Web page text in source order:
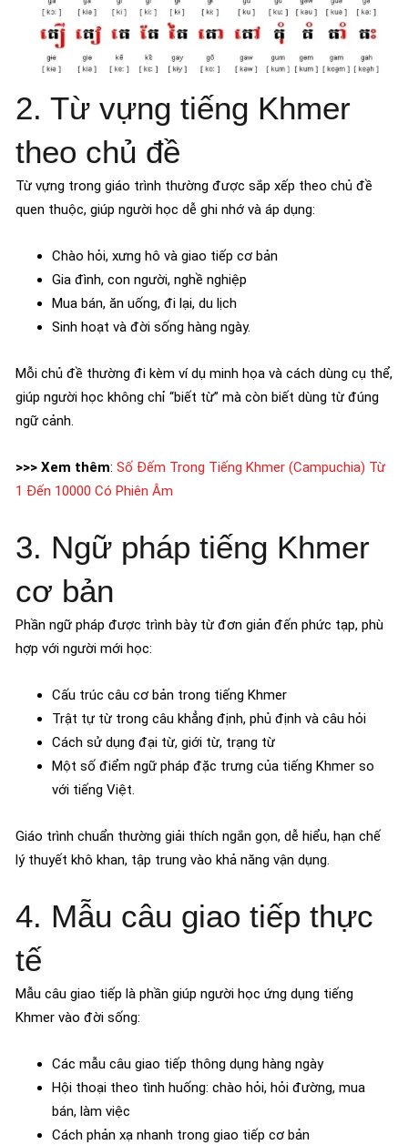
2. Từ vựng tiếng Khmer
theo chủ đề
Từ vựng trong giáo trình thường được sắp xếp theo chủ đề
quen thuộc, giúp người học dễ ghi nhớ và áp dụng:
Chào hỏi, xưng hô và giao tiếp cơ bản
Gia đình, con người, nghề nghiệp
Mua bán, ăn uống, đi lại, du lịch
Sinh hoạt và đời sống hàng ngày.
Mỗi chủ đề thường đi kèm ví dụ minh họa và cách dùng cụ thể,
giúp người học không chỉ “biết từ” mà còn biết dùng từ đúng
ngữ cảnh.
>>> Xem thêm: Số Đếm Trong Tiếng Khmer (Campuchia) Từ
1 Đến 10000 Có Phiên Âm
3. Ngữ pháp tiếng Khmer
cơ bản
Phần ngữ pháp được trình bày từ đơn giản đến phức tạp, phù
hợp với người mới học:
Cấu trúc câu cơ bản trong tiếng Khmer
Trật tự từ trong câu khẳng định, phủ định và câu hỏi
Cách sử dụng đại từ, giới từ, trạng từ
Một số điểm ngữ pháp đặc trưng của tiếng Khmer so
với tiếng Việt.
Giáo trình chuẩn thường giải thích ngắn gọn, dễ hiểu, hạn chế
lý thuyết khô khan, tập trung vào khả năng vận dụng.
4. Mẫu câu giao tiếp thực
tế
Mẫu câu giao tiếp là phần giúp người học ứng dụng tiếng
Khmer vào đời sống:
Các mẫu câu giao tiếp thông dụng hàng ngày
Hội thoại theo tình huống: chào hỏi, hỏi đường, mua
bán, làm việc
Cách phản xạ nhanh trong giao tiếp cơ bản